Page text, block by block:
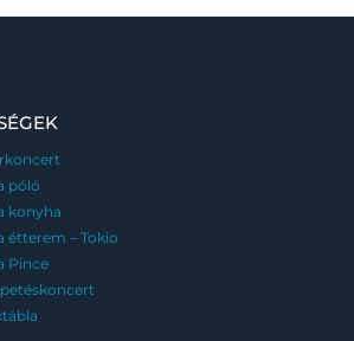
póló
konyha
étterem – Tokio
Pince